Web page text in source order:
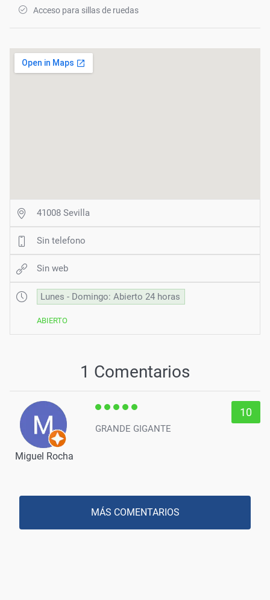
Acceso para sillas de ruedas
41008 Sevilla
Sin telefono
Sin web
Lunes - Domingo: Abierto 24 horas
ABIERTO
1 Comentarios
Miguel Rocha
10
GRANDE GIGANTE
MÁS COMENTARIOS